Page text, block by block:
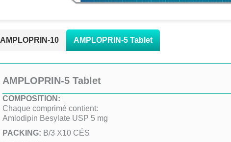
AMPLOPRIN-10 AMPLOPRIN-5 Tablet
AMPLOPRIN-5 Tablet
COMPOSITION:
Chaque comprimé contient:
Amlodipin Besylate USP 5 mg
PACKING: B/3 X10 CÉS